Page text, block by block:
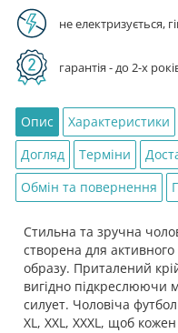
не електризується,
гарантія - до 2-х
Опис Характеристики
Догляд
Терміни
Обмін та повернення
Стильна та зручна
створена для
образу. Приталений
вигідно підкреслюючи
силует. Чоловіча
XL, XXL, XXXL, щоб